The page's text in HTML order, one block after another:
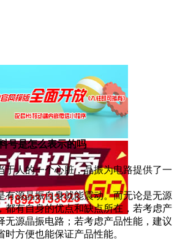
号是怎么表示的吗
于人的一个心脏，晶振为电路提供了一
有源晶振自身就能震动。而无论是无源
都有自身的优点和缺点所在，若考虑产
无源晶振电路；若考虑产品性能，建议
方便也能保证产品性能。